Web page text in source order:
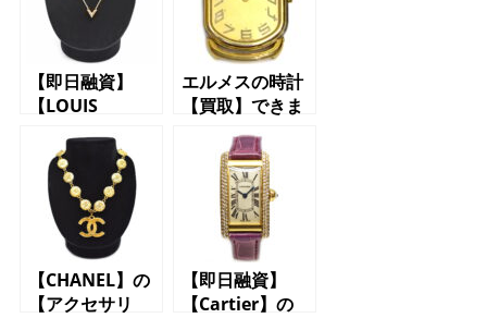
【即日融資】
【LOUIS
【アクセサリ
ー】で【質預か
り】できます
【質】【かんて
い局】【三軒茶
屋】
エルメスの時計
【買取】できま
す【世田谷】
【三軒茶屋】
【駒沢】【上
【CHANEL】の
【アクセサリ
【即日融資】
【Cartier】の